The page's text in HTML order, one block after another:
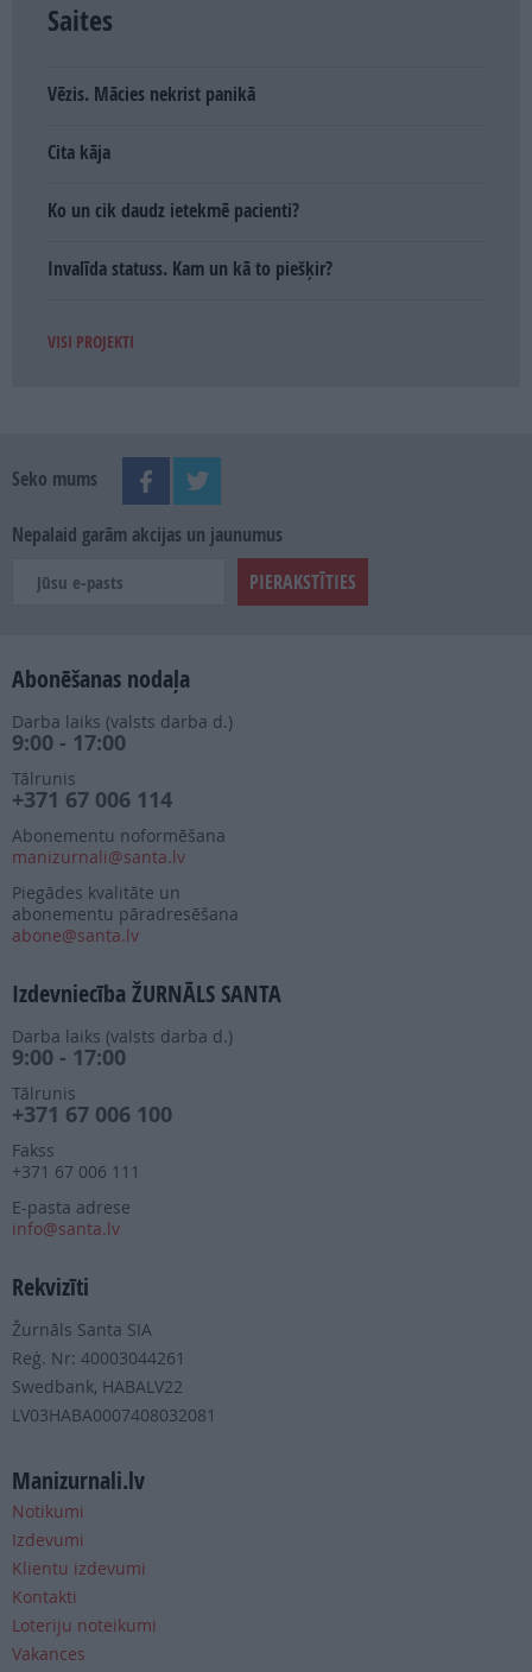
Saites
Vēzis. Mācies nekrist panikā
Cita kāja
Ko un cik daudz ietekmē pacienti?
Invalīda statuss. Kam un kā to piešķir?
VISI PROJEKTI
Seko mums
Nepalaid garām akcijas un jaunumus
Abonēšanas nodaļa
Darba laiks (valsts darba d.)
9:00 - 17:00
Tālrunis
+371 67 006 114
Abonementu noformēšana
manizurnali@santa.lv
Piegādes kvalitāte un
abonementu pāradresēšana
abone@santa.lv
Izdevniecība ŽURNĀLS SANTA
Darba laiks (valsts darba d.)
9:00 - 17:00
Tālrunis
+371 67 006 100
Fakss
+371 67 006 111
E-pasta adrese
info@santa.lv
Rekvizīti
Žurnāls Santa SIA
Reģ. Nr: 40003044261
Swedbank, HABALV22
LV03HABA0007408032081
Manizurnali.lv
Notikumi
Izdevumi
Klientu izdevumi
Kontakti
Loteriju noteikumi
Vakances